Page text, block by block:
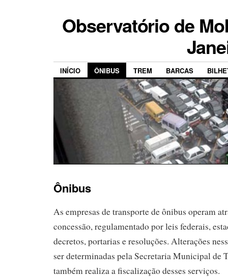
Observatório de
INÍCIO ÔNIBUS TREM BARCAS
Ônibus
As empresas de transporte de ônibus operam
concessão, regulamentado por leis federais,
decretos, portarias e resoluções. Alterações
ser determinadas pela Secretaria Municipal de
também realiza a fiscalização desses serviços.